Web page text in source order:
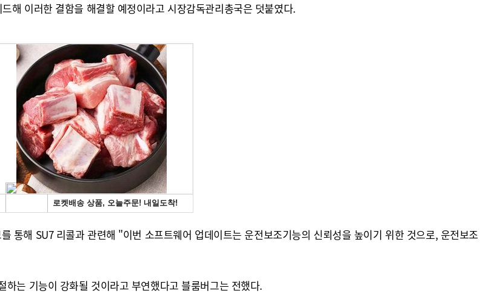
해 이러한 결함을 해결할 예정이라고 시장감독관리총국은 덧붙였다.
통해 SU7 리콜과 관련해 "이번 소프트웨어 업데이트는 운전보조기능의 신뢰성을 높이기 위한 것으로, 운전보조
는 기능이 강화될 것이라고 부연했다고 블룸버그는 전했다.